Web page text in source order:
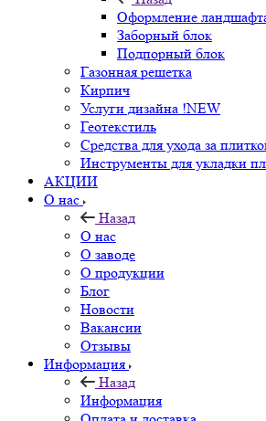
Оформление
Заборный блок
Подпорный блок
Газонная решетка
Кирпич
Услуги дизайна !NEW
Геотекстиль
Средства для ухода за
Инструменты для укладки
АКЦИИ
О нас
Назад
О нас
О заводе
О продукции
Блог
Новости
Вакансии
Отзывы
Информация
Назад
Информация